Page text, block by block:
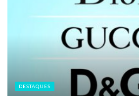
DESTAQUES